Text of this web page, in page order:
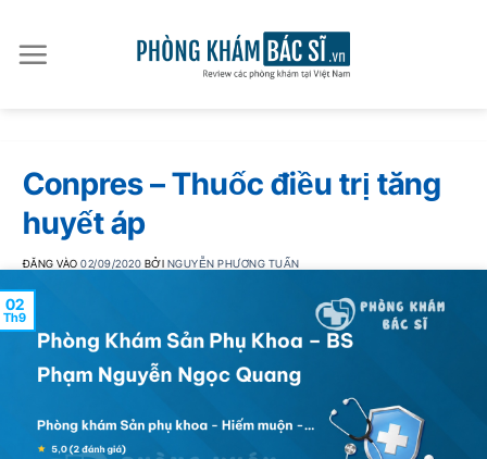
qua
nội
Conpres – Thuốc điều trị tăng
huyết áp
ĐĂNG VÀO02/09/2020 BỞI NGUYỄN PHƯƠNG TUẤN
02
Th9